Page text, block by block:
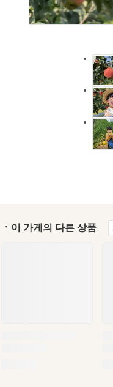
ㆍ이 가게의 다른 상품